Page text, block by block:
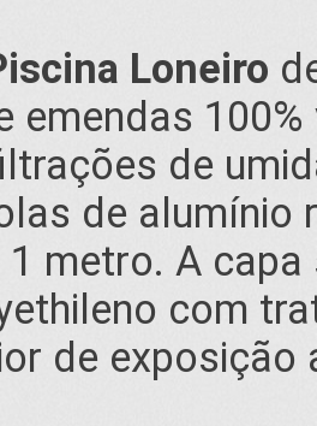
Loneiro
emendas
de
de alumínio
metro. A
com
de exposição